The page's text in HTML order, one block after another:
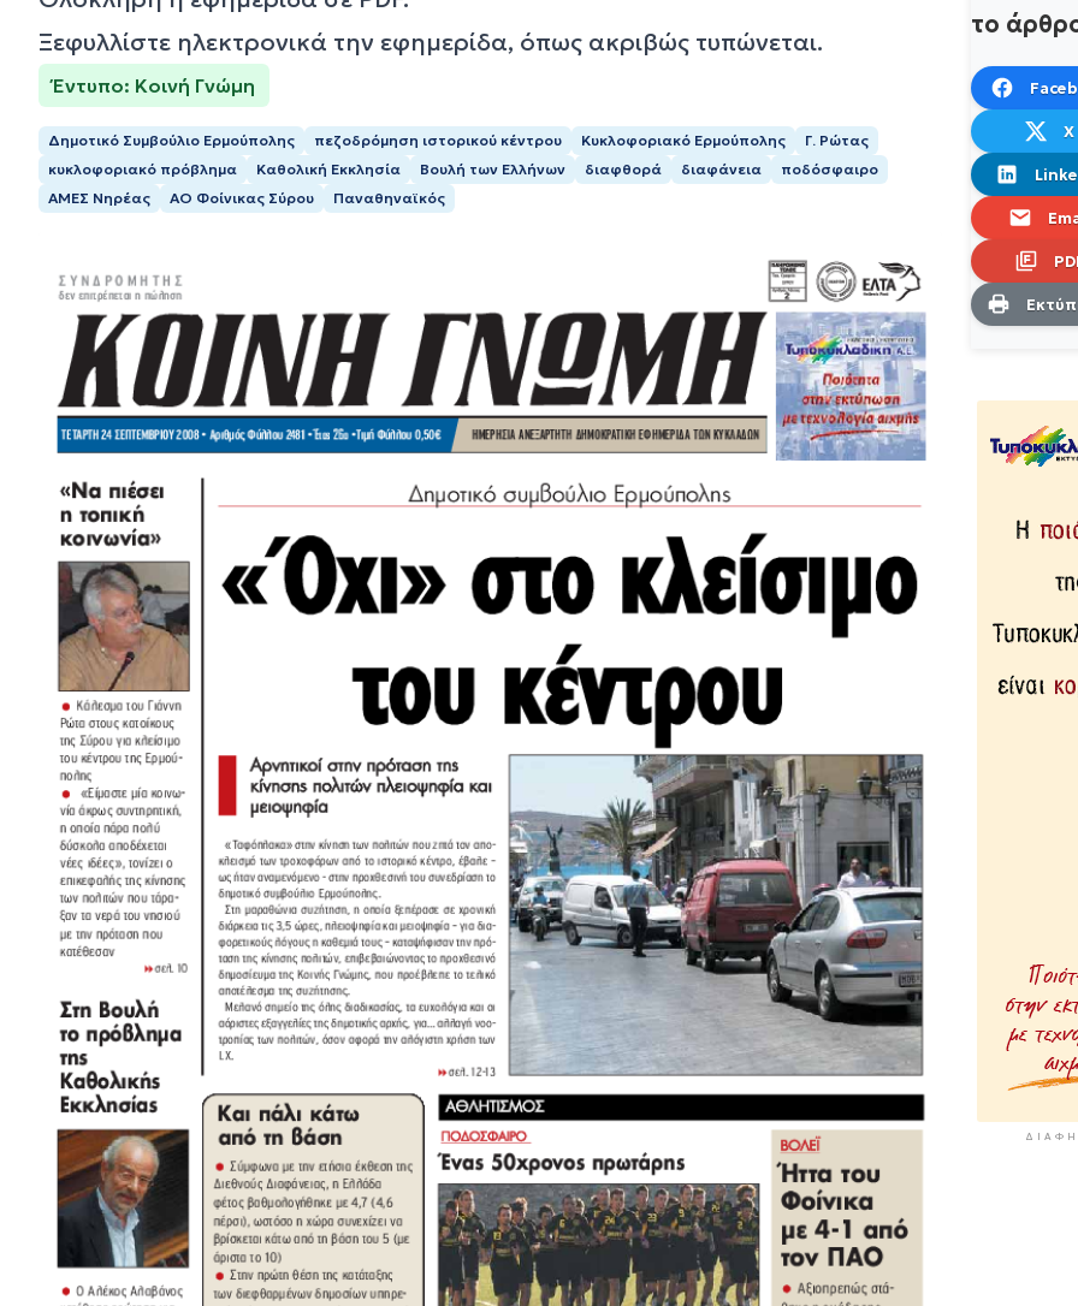
Ξεφυλλίστε ηλεκτρονικά την εφημερίδα, όπως ακριβώς τυπώνεται.
Έντυπο: Κοινή Γνώμη
Δημοτικό Συμβούλιο Ερμούπολης πεζοδρόμηση ιστορικού κέντρου Κυκλοφοριακό Ερμούπολης
Γ. Ρώτας
κυκλοφοριακό πρόβλημα
Καθολική Εκκλησία Βουλή των Ελλήνων διαφθορά διαφάνεια
ποδόσφαιρο
ΑΜΕΣ Νηρέας
ΑΟ Φοίνικας Σύρου Παναθηναϊκός
το
X